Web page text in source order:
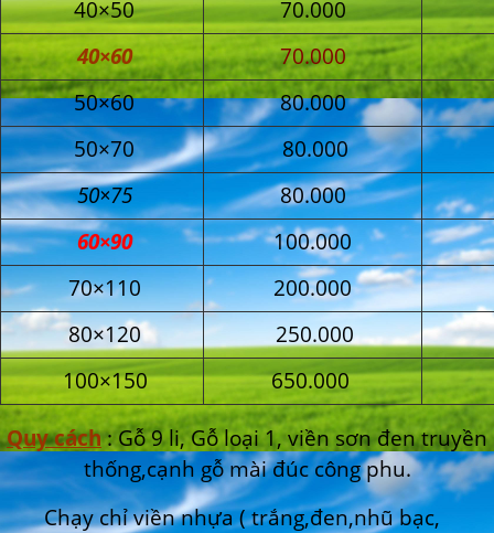
40×50
70.000
40×60
70.000
50×60
80.000
50×70
80.000
50×75
80.000
60×90
100.000
70×110
200.000
80×120
250.000
100×150
650.000
Quy cách: Gỗ 9 li, Gỗ loại 1, viền sơn đen truyền
thống,cạnh gỗ mài đúc công phu.
Chạy chỉ viền nhựa ( trắng,đen,nhũ bạc,